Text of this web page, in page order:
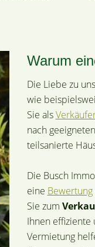
Warum
Die Liebe zu
wie
Sie als
nach
teilsanierte
Die Busch
eine Bewertung
Sie zum
Ihnen effiziente
Vermietung